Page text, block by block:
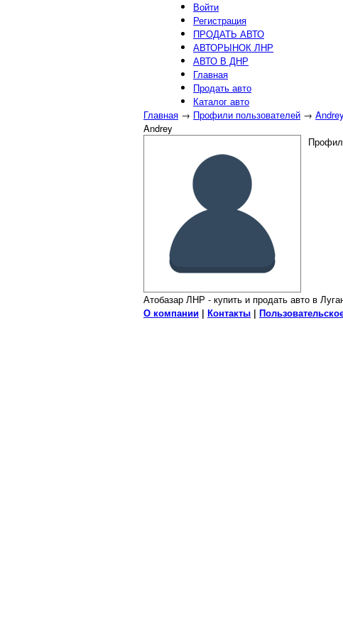
Войти
Регистрация
ПРОДАТЬ АВТО
АВТОРЫНОК ЛНР
АВТО В ДНР
Главная
Продать авто
Каталог авто
Главная → Профили пользователей → Andrey
Andrey
Атобазар ЛНР - купить и продать авто в
О компании | Контакты |